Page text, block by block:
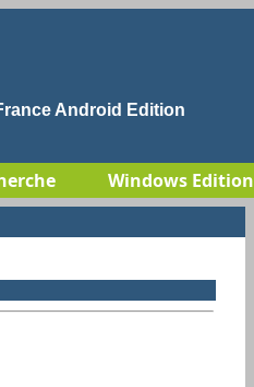
Android Edition
Windows Edition